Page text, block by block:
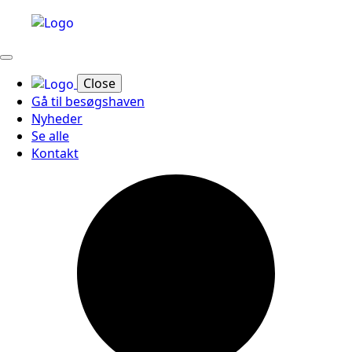
Close
Gå til besøgshaven
Nyheder
Se alle
Kontakt